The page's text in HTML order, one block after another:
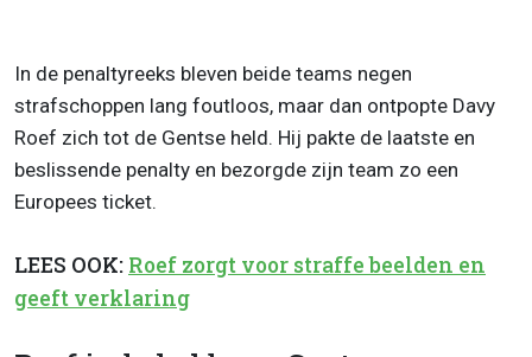
In de penaltyreeks bleven beide teams negen
strafschoppen lang foutloos, maar dan ontpopte Davy
Roef zich tot de Gentse held. Hij pakte de laatste en
beslissende penalty en bezorgde zijn team zo een
Europees ticket.
LEES OOK: Roef zorgt voor straffe beelden en
geeft verklaring